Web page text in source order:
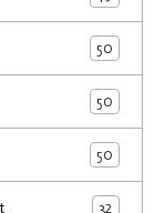
50
50
50
32